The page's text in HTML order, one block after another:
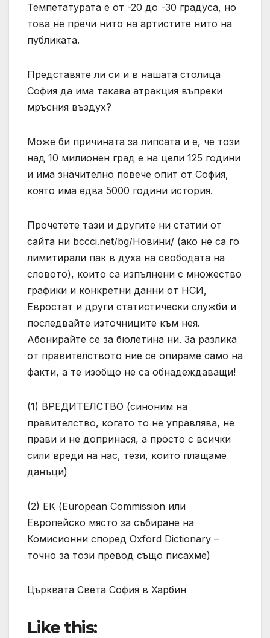
Темпетатурата е от -20 до -30 градуса, но
това не пречи нито на артистите нито на
публиката.
Представяте ли си и в нашата столица
София да има такава атракция въпреки
мръсния въздух?
Може би причината за липсата и е, че този
над 10 милионен град е на цели 125 години
и има значително повече опит от София,
която има едва 5000 години история.
Прочетете тази и другите ни статии от
сайта ни bccci.net/bg/Новини/ (ако не са го
лимитирали пак в духа на свободата на
словото), които са изпълнени с множество
графики и конкретни данни от НСИ,
Евростат и други статистически служби и
последвайте източниците към нея.
Абонирайте се за бюлетина ни. За разлика
от правителството ние се опираме само на
факти, а те изобщо не са обнадеждаващи!
(1) ВРЕДИТЕЛСТВО (синоним на
правителство, когато то не управлява, не
прави и не допринася, а просто с всички
сили вреди на нас, тези, които плащаме
данъци)
(2) ЕК (European Commission или
Европейско място за събиране на
Комисионни според Oxford Dictionary –
точно за този превод също писахме)
Църквата Света София в Харбин
Like this: